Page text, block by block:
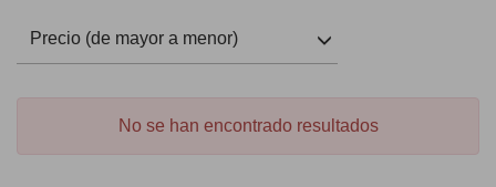
Precio (de mayor a menor)
No se han encontrado resultados